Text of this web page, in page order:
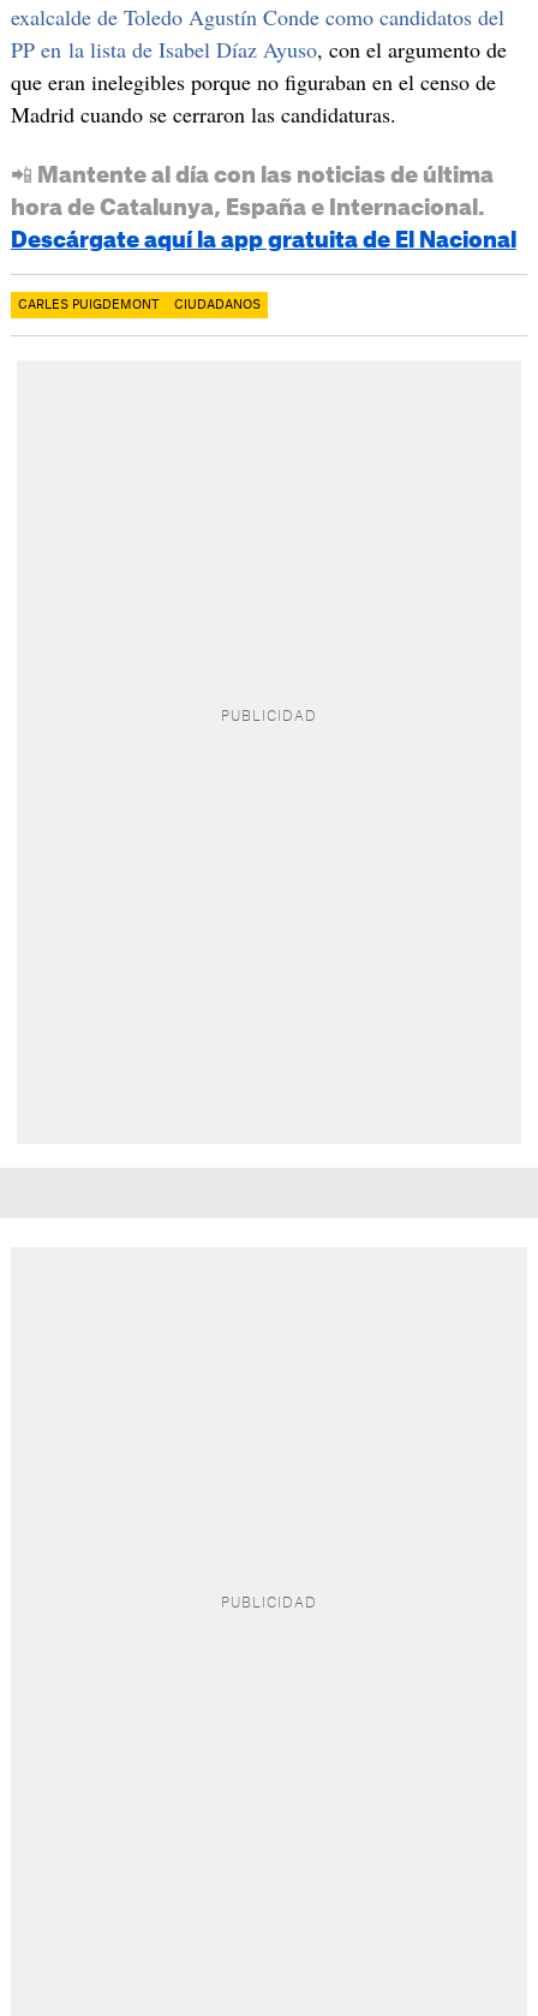
exalcalde de Toledo Agustín Conde como candidatos del
PP en la lista de Isabel Díaz Ayuso, con el argumento de
que eran inelegibles porque no figuraban en el censo de
Madrid cuando se cerraron las candidaturas.
📲 Mantente al día con las noticias de última
hora de Catalunya, España e Internacional.
Descárgate aquí la app gratuita de El Nacional
CARLES PUIGDEMONT CIUDADANOS